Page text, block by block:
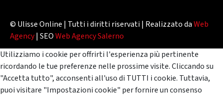
© Ulisse Online | Tutti i diritti riservati | Realizzato daWeb
Agency| SEOWeb Agency Salerno
Utilizziamo i cookie per offrirti l'esperienza più pertinente
ricordando le tue preferenze nelle prossime visite. Cliccando su
"Accetta tutto", acconsenti all'uso di TUTTI i cookie. Tuttavia,
puoi visitare "Impostazioni cookie" per fornire un consenso